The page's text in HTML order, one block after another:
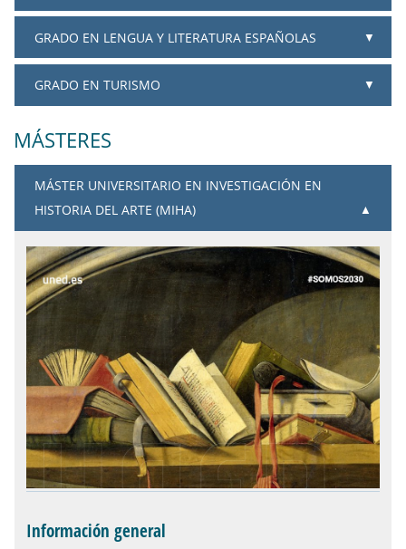
GRADO EN LENGUA Y LITERATURA ESPAÑOLAS
GRADO EN TURISMO
MÁSTERES
MÁSTER UNIVERSITARIO EN INVESTIGACIÓN EN
HISTORIA DEL ARTE (MIHA)
Información general